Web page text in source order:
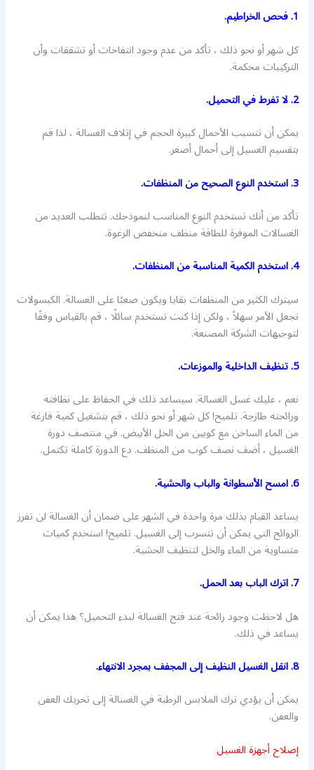
1. فحص الخراطيم.
كل شهر أو نحو ذلك ، تأكد من عدم وجود انتفاخات أو تشققات وأن
التركيبات محكمة.
2. لا تفرط في التحميل.
يمكن أن تتسبب الأحمال كبيرة الحجم في إتلاف الغسالة ، لذا قم
بتقسيم الغسيل إلى أحمال أصغر.
3. استخدم النوع الصحيح من المنظفات.
تأكد من أنك تستخدم النوع المناسب لنموذجك. تتطلب العديد من
الغسالات الموفرة للطاقة منظف منخفض الرغوة.
4. استخدم الكمية المناسبة من المنظفات.
سيترك الكثير من المنظفات بقايا ويكون صعبًا على الغسالة. الكبسولات
تجعل الأمر سهلاً ، ولكن إذا كنت تستخدم سائلًا ، قم بالقياس وفقًا
لتوجيهات الشركة المصنعة.
5. تنظيف الداخلية والموزعات.
نعم ، عليك غسل الغسالة. سيساعد ذلك في الحفاظ على نظافته
ورائحته طازجة. تلميح! كل شهر أو نحو ذلك ، قم بتشغيل كمية فارغة
من الماء الساخن مع كوبين من الخل الأبيض. في منتصف دورة
الغسيل ، أضف نصف كوب من المنظف. دع الدورة كاملة تكتمل.
6. امسح الأسطوانة والباب والحشية.
يساعد القيام بذلك مرة واحدة في الشهر على ضمان أن الغسالة لن تفرز
الروائح التي يمكن أن تتسرب إلى الغسيل. تلميح! استخدم كميات
متساوية من الماء والخل لتنظيف الحشية.
7. اترك الباب بعد الحمل.
هل لاحظت وجود رائحة عند فتح الغسالة لبدء التحميل؟ هذا يمكن أن
يساعد في ذلك.
8. انقل الغسيل النظيف إلى المجفف بمجرد الانتهاء.
يمكن أن يؤدي ترك الملابس الرطبة في الغسالة إلى تحريك العفن
والعفن.
إصلاح أجهزة الغسيل